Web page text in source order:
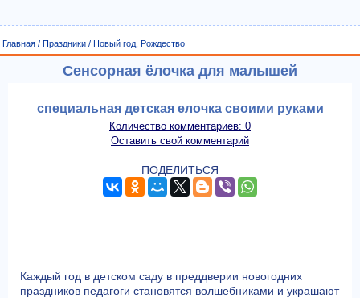
Главная / Праздники / Новый год, Рождество
Сенсорная ёлочка для малышей
специальная детская елочка своими руками
Количество комментариев: 0
Оставить свой комментарий
ПОДЕЛИТЬСЯ
Каждый год в детском саду в преддверии новогодних
праздников педагоги становятся волшебниками и украшают